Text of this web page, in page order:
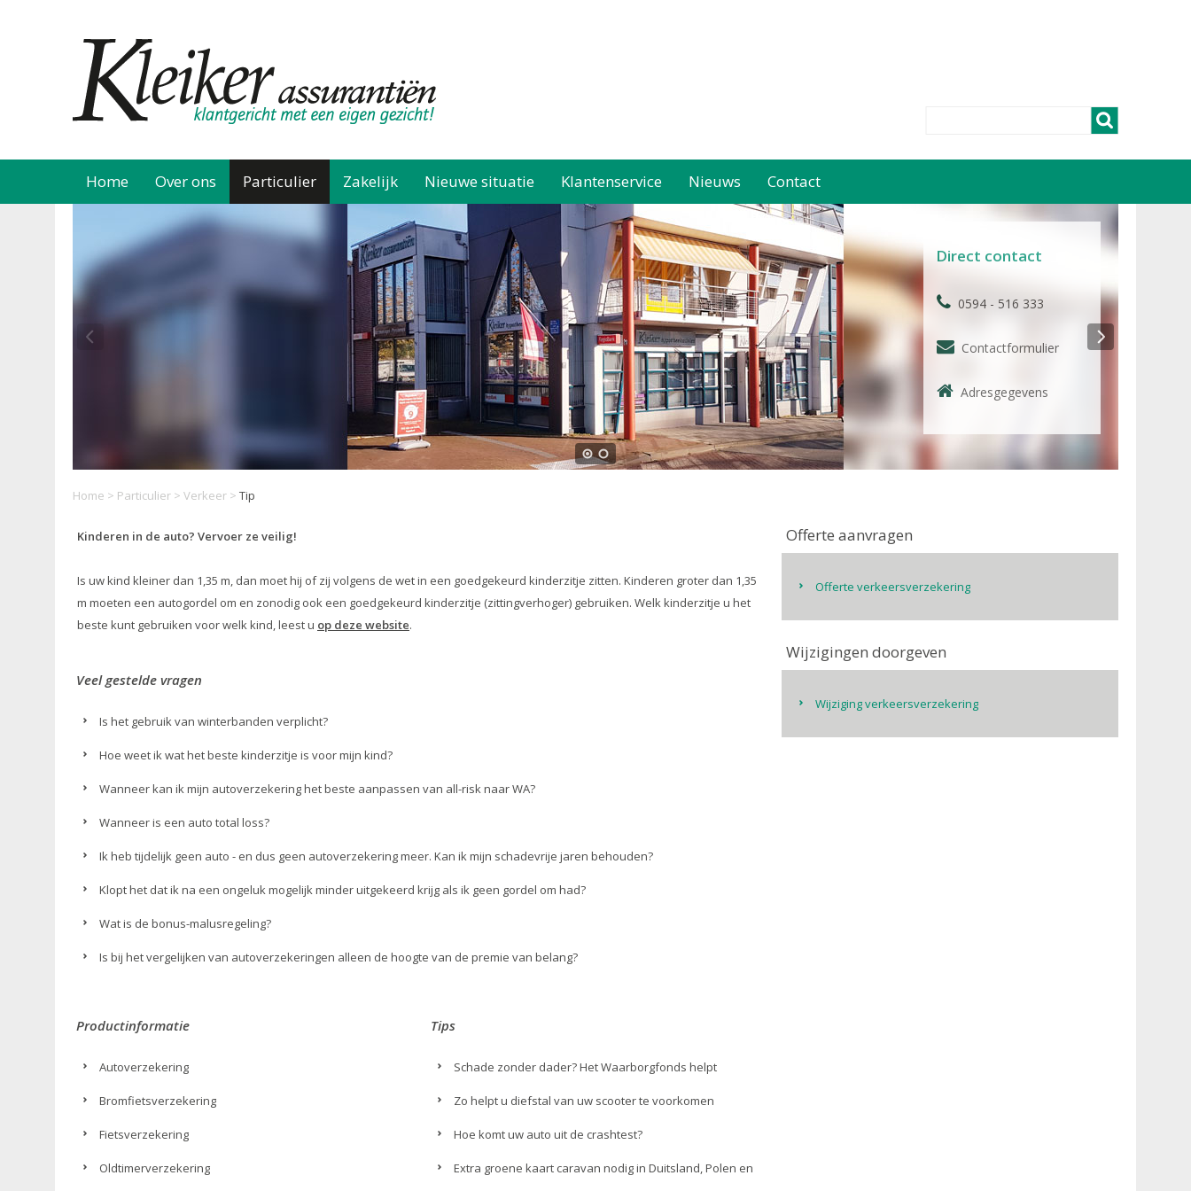
Direct contact
0594 - 516 333
Contactformulier
Adresgegevens
Home > Particulier > Verkeer > Tip
Kinderen in de auto? Vervoer ze veilig!
Is uw kind kleiner dan 1,35 m, dan moet hij of zij volgens de wet in een goedgekeurd kinderzitje zitten. Kinderen groter dan 1,35
m moeten een autogordel om en zonodig ook een goedgekeurd kinderzitje (zittingverhoger) gebruiken. Welk kinderzitje u het
beste kunt gebruiken voor welk kind, leest u op deze website.
Veel gestelde vragen
Is het gebruik van winterbanden verplicht?
Hoe weet ik wat het beste kinderzitje is voor mijn kind?
Wanneer kan ik mijn autoverzekering het beste aanpassen van all-risk naar WA?
Wanneer is een auto total loss?
Ik heb tijdelijk geen auto - en dus geen autoverzekering meer. Kan ik mijn schadevrije jaren behouden?
Klopt het dat ik na een ongeluk mogelijk minder uitgekeerd krijg als ik geen gordel om had?
Wat is de bonus-malusregeling?
Is bij het vergelijken van autoverzekeringen alleen de hoogte van de premie van belang?
Productinformatie
Autoverzekering
Bromfietsverzekering
Fietsverzekering
Oldtimerverzekering
Tips
Schade zonder dader? Het Waarborgfonds helpt
Zo helpt u diefstal van uw scooter te voorkomen
Hoe komt uw auto uit de crashtest?
Extra groene kaart caravan nodig in Duitsland, Polen en
Offerte aanvragen
Offerte verkeersverzekering
Wijzigingen doorgeven
Wijziging verkeersverzekering
Home Over ons Particulier Zakelijk Nieuwe situatie Klantenservice Nieuws Contact